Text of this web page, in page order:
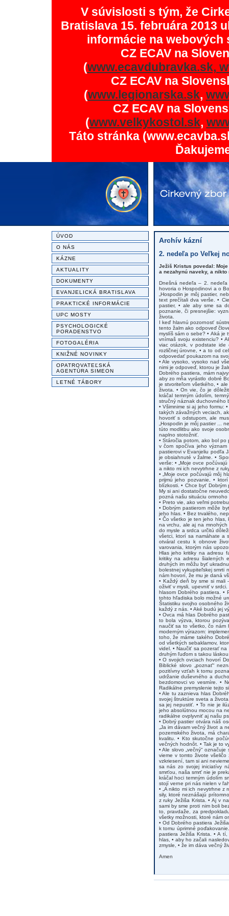
V súvislosti s tým, že
Bratislava 15. februára 2013
informácie na
CZ ECAV na
(www.ecavdubravka.sk,
CZ ECAV na
(www.legionarska.sk,
CZ ECAV na
(www.velkykostol.sk,
Táto stránka
ÚVOD
O NÁS
KÁZNE
AKTUALITY
DOKUMENTY
EVANJELICKÁ BRATISLAVA
PRAKTICKÉ INFORMÁCIE
UPC MOSTY
PSYCHOLOGICKÉ
PORADENSTVO
FOTOGALÉRIA
KNIŽNÉ NOVINKY
OPATROVATEĽSKÁ
AGENTÚRA SIMEON
LETNÉ TÁBORY
Archív kázní
2. nedeľa po Veľkej
Ježiš Kristus povedal:
a nezahynú naveky, a
Dnešná nedeľa – 2. nedeľa
hovoria o Hospodinovi a o
„Hospodin je môj pastier,
text prečítali dva verše. •
pastier, • ale aby sme sa
poznanie, či presnejšie:
života.
I keď hlavnú pozornosť
tento žalm ako odpoveď
myslíš sám o sebe? • Aká je
vnímaš svoju existenciu? •
viac otázok, v podstate
rozličnej úrovne, • a to od
odpovedať poukazom na
• Ale vysoko, vysoko nad
nimi je odpoveď, ktorou je
Dobrého pastiera, mám
aby zo mňa vyrástlo dobré
je stvoriteľom všetkého, •
života. • On vie, čo je
kráčal temným údolím,
stručný náznak duchovného
• Všimnime si aj jeho formu:
takých závažných veciach,
hovoriť s odstupom, ale
„Hospodin je môj pastier ...
túto modlitbu ako svoje
naplno stotožniť.
• Stáročia potom, ako bol
v čom spočíva jeho
pastierovi v Evanjeliu podľa
je obsiahnuté v žalme. •
verše: • „Moje ovce
a nikto mi ich nevytrhne z
• „Moje ovce počúvajú môj
prijmú jeho pozvanie, •
blízkosti. • Chce byť
My si ani dostatočne
pozná našu situáciu
• Preto vie, ako veľmi
• Dobrým pastierom môže
jeho hlas. • Bez trvalého,
• Čo všetko je ten jeho
na vrchu, ale aj na
do mysle a srdca určitú
všetci, ktorí sa namáhate a
otváral cestu k obnove
varovania, ktorým nás
Hlas jeho kritiky na adresu
kritiky na adresu šialených
druhých im môžu byť
bolestnej vykupiteľskej smrti
nám hovorí, že mu je daná
• Každý deň by sme si mali
oživiť v mysli, upevniť v
hlasom Dobrého pastiera. •
tohto hľadiska bolo možné
Štatistiku svojho osobného
každý z nás. • Aké budú jej
• Ovca má hlas Dobrého
to bola výzva, ktorou
naučiť sa to všetko, čo nám
moderným výrazom:
toho, že máme takého
od všetkých sebaklamov,
videl. • Naučiť sa pozerať
druhým ľuďom s takou
• O svojich ovciach hovorí
Biblické slovo „poznať“
pozitívny vzťah k tomu
udržanie duševného a
bezdomovci vo vesmíre. •
Radikálne premyslenie tejto
• Ale tu zaznieva hlas
svojej štruktúre sveta a
sa jej nepustiť. • To nie je
jeho absolútnou mocou na
radikálne ovplyvniť aj našu
• Dobrý pastier otvára náš
„Ja im dávam večný život a
pozemského života, má
kvalitu. • Kto skutočne
večných hodnôt. • Tak je to
• Ale slovo „večný“
vieme v tomto živote
vzkriesení, tam si ani
sa nás zo svojej iniciatívy
smrťou, naša smrť nie je
kráčal hoci temným údolím
stojí verne pri nás nielen v
• „A nikto mi ich nevytrhne z
sily, ktoré neznášajú
z ruky Ježiša Krista. • Aj v
sami by sme proti nim boli
to, pravdaže, za
všetky možnosti, ktoré nám
• Od Dobrého pastiera
k tomu úprimné
pastiera Ježiša Krista. • A
hlas, • aby ho začali
zmysle, • že im dáva večný
Amen